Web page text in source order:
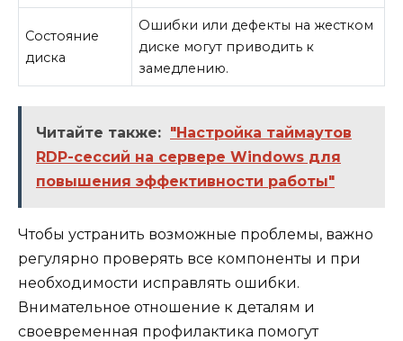
Состояние
диска
Ошибки или дефекты на жестком
диске могут приводить к
замедлению.
Читайте также: "Настройка таймаутов
RDP-сессий на сервере Windows для
повышения эффективности работы"
Чтобы устранить возможные проблемы, важно
регулярно проверять все компоненты и при
необходимости исправлять ошибки.
Внимательное отношение к деталям и
своевременная профилактика помогут